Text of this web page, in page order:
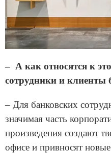
– А как относятся к
сотрудники и клиенты
– Для банковских
значимая часть
произведения создают
офисе и привносят